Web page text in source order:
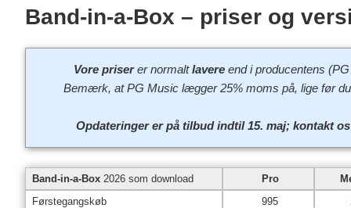
Band-in-a-Box – priser og
Vore priserer normaltlavere end i producentens
Bemærk, at PG Music lægger 25% moms på, lige før
Opdateringer er på tilbud indtil 15. maj; kontakt
Band-in-a-Box 2026 som download Pro
Førstegangskøb
995